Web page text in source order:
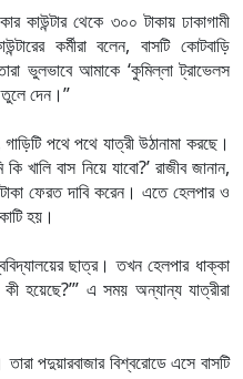
কাউন্টার থেকে ৩০০ টাকায় ঢাকাগামী
কর্মীরা বলেন, বাসটি কোটবাড়ি
ভুলভাবে আমাকে ‘কুমিল্লা ট্রাভেলস
তুলে দেন।”
পথে পথে যাত্রী উঠানামা করছে।
বাস নিয়ে যাবো?’ রাজীব জানান,
ফেরত দাবি করেন। এতে হেলপার ও
হয়।
ছাত্র। তখন হেলপার ধাক্কা
হয়েছে?’” এ সময় অন্যান্য যাত্রীরা
পদুয়ারবাজার বিশ্বরোডে এসে বাসটি